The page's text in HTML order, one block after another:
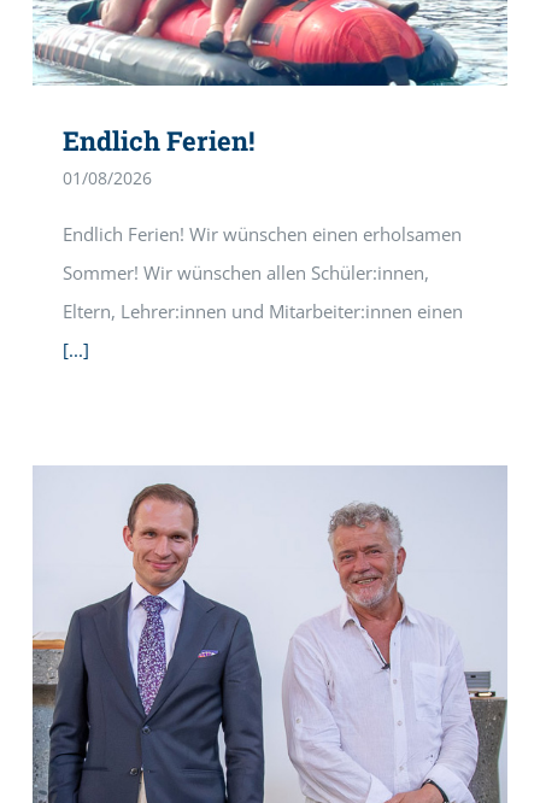
Endlich Ferien!
01/08/2026
Endlich Ferien! Wir wünschen einen erholsamen
Sommer! Wir wünschen allen Schüler:innen,
Eltern, Lehrer:innen und Mitarbeiter:innen einen
[...]